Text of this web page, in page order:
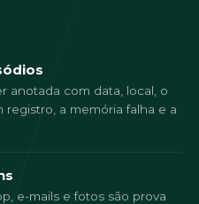
anotada com data, local, o
a memória falha e a
e-mails e fotos são prova